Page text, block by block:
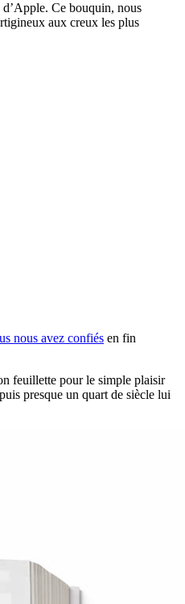
Ce bouquin, nous
aux creux les plus
nous avez confiés en fin
feuillette pour le simple plaisir
presque un quart de siècle lui